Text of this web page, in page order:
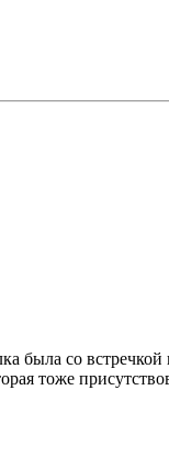
была со
тоже